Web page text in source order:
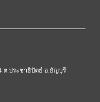
ต.ประชาธิปัตย์ อ.ธัญบุรี